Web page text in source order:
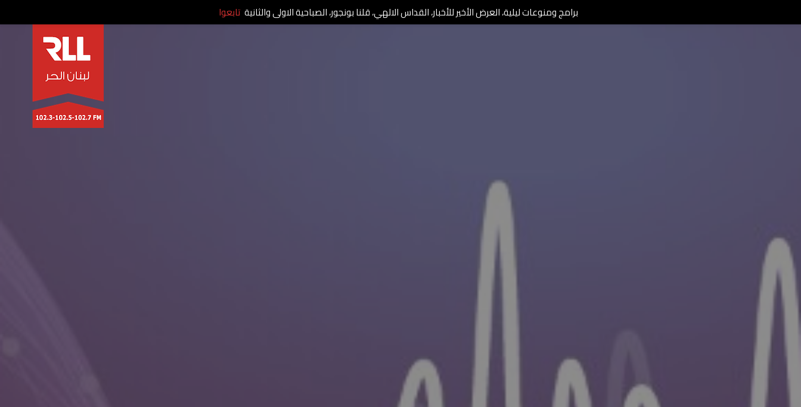
برامج ومنوعات ليلية، العرض الأخير للأخبار، القداس الالهي، قلنا بونجور، الصباحية الاولى والثانية تابعوا